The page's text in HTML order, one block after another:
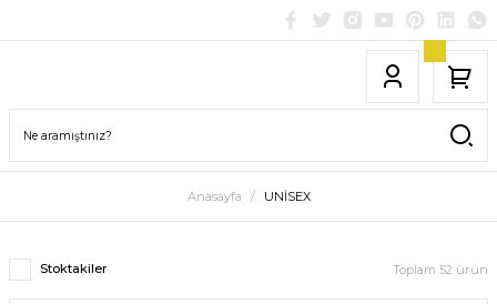
Anasayfa UNİSEX
Stoktakiler Toplam 52 ürün